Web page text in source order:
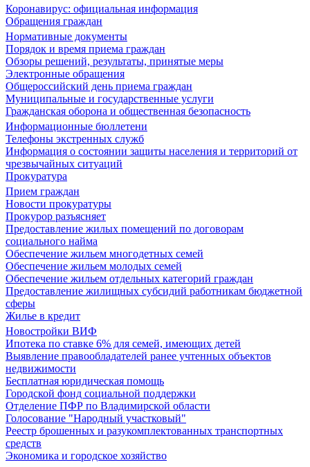
Коронавирус: официальная информация
Обращения граждан
Нормативные документы
Порядок и время приема граждан
Обзоры решений, результаты, принятые меры
Электронные обращения
Общероссийский день приема граждан
Муниципальные и государственные услуги
Гражданская оборона и общественная безопасность
Информационные бюллетени
Телефоны экстренных служб
Информация о состоянии защиты населения и территорий от
чрезвычайных ситуаций
Прокуратура
Прием граждан
Новости прокуратуры
Прокурор разъясняет
Предоставление жилых помещений по договорам
социального найма
Обеспечение жильем многодетных семей
Обеспечение жильем молодых семей
Обеспечение жильем отдельных категорий граждан
Предоставление жилищных субсидий работникам бюджетной
сферы
Жилье в кредит
Новостройки ВИФ
Ипотека по ставке 6% для семей, имеющих детей
Выявление правообладателей ранее учтенных объектов
недвижимости
Бесплатная юридическая помощь
Городской фонд социальной поддержки
Отделение ПФР по Владимирской области
Голосование "Народный участковый"
Реестр брошенных и разукомплектованных транспортных
средств
Экономика и городское хозяйство